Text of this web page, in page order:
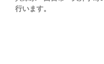
行います。